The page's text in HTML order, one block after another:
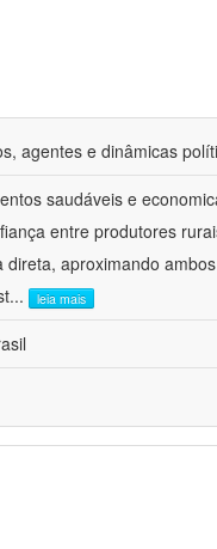
agentes e dinâmicas
saudáveis e
entre produtores
direta, aproximando ambos
... leia mais